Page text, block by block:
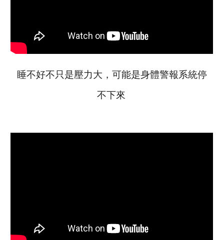
睡不好不只是壓力大，可能是身體警報系統停
不下來